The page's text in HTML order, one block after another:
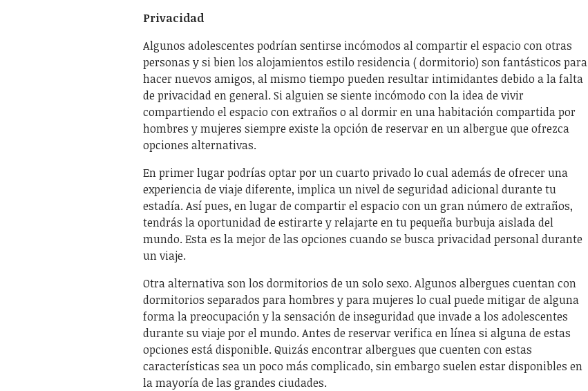
Privacidad
Algunos adolescentes podrían sentirse incómodos al compartir el espacio con otras
personas y si bien los alojamientos estilo residencia ( dormitorio) son fantásticos para
hacer nuevos amigos, al mismo tiempo pueden resultar intimidantes debido a la falta
de privacidad en general. Si alguien se siente incómodo con la idea de vivir
compartiendo el espacio con extraños o al dormir en una habitación compartida por
hombres y mujeres siempre existe la opción de reservar en un albergue que ofrezca
opciones alternativas.
En primer lugar podrías optar por un cuarto privado lo cual además de ofrecer una
experiencia de viaje diferente, implica un nivel de seguridad adicional durante tu
estadía. Así pues, en lugar de compartir el espacio con un gran número de extraños,
tendrás la oportunidad de estirarte y relajarte en tu pequeña burbuja aislada del
mundo. Esta es la mejor de las opciones cuando se busca privacidad personal durante
un viaje.
Otra alternativa son los dormitorios de un solo sexo. Algunos albergues cuentan con
dormitorios separados para hombres y para mujeres lo cual puede mitigar de alguna
forma la preocupación y la sensación de inseguridad que invade a los adolescentes
durante su viaje por el mundo. Antes de reservar verifica en línea si alguna de estas
opciones está disponible. Quizás encontrar albergues que cuenten con estas
características sea un poco más complicado, sin embargo suelen estar disponibles en
la mayoría de las grandes ciudades.